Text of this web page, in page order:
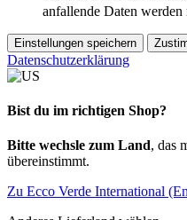
anfallende Daten
Einstellungen speichern
Datenschutzerklärung
Bist du im richtigen Shop?
Bitte wechsle zum Land, das
übereinstimmt.
Zu Ecco Verde International